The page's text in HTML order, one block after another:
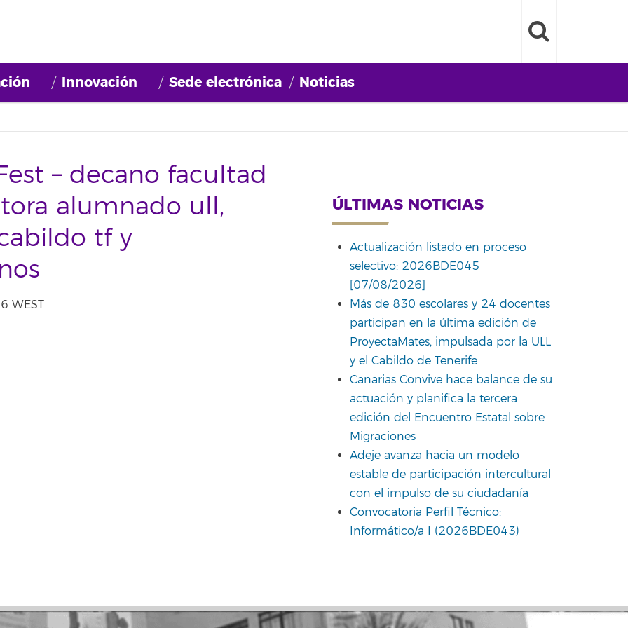
Innovación Sede electrónica Noticias
– decano facultad
alumnado ull,
tf y
WEST
ÚLTIMAS NOTICIAS
Actualización listado en proceso
selectivo: 2026BDE045
[07/08/2026]
Más de 830 escolares y 24 docentes
participan en la última edición de
ProyectaMates, impulsada por la ULL
y el Cabildo de Tenerife
Canarias Convive hace balance de su
actuación y planifica la tercera
edición del Encuentro Estatal sobre
Migraciones
Adeje avanza hacia un modelo
estable de participación intercultural
con el impulso de su ciudadanía
Convocatoria Perfil Técnico:
Informático/a I (2026BDE043)